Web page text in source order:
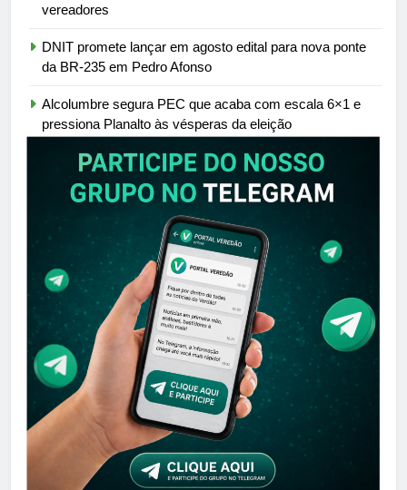
vereadores
DNIT promete lançar em agosto edital para nova ponte
da BR-235 em Pedro Afonso
Alcolumbre segura PEC que acaba com escala 6×1 e
pressiona Planalto às vésperas da eleição